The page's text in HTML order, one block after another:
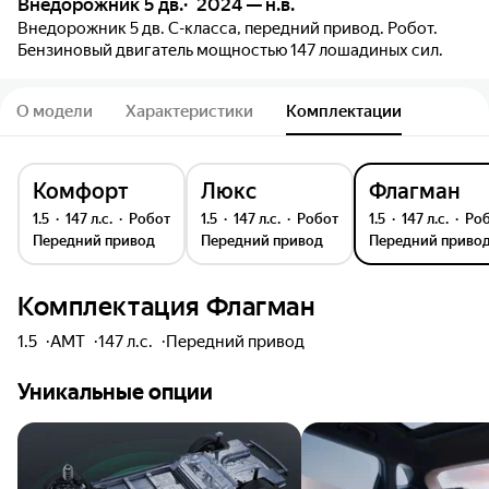
Внедорожник 5 дв. 2024 — н.в.
Внедорожник 5 дв. C-класса, передний привод. Робот.
Бензиновый двигатель мощностью 147 лошадиных сил.
О модели Характеристики Комплектации
Комфорт
1.5 147 л.с.
робот
передний привод
Люкс
1.5 147 л.с.
робот
передний привод
Флагман
1.5 147 л.с.
передний
Комплектация Флагман
1.5 AMT 147 л.с. передний привод
Уникальные опции